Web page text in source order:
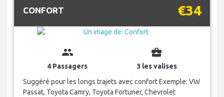
CONFORT €34
group
4 Passagers
business_center
3 les valises
Suggéré pour les longs trajets avec confort Exemple: VW
Passat, Toyota Camry, Toyota Fortuner, Chevrolet